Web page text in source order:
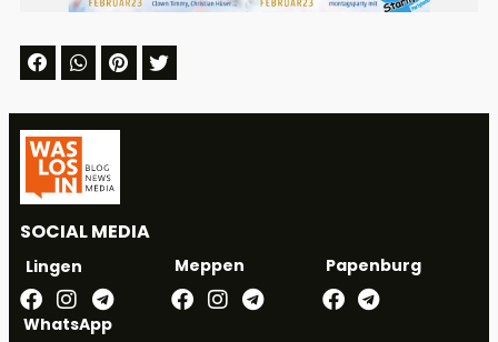
SOCIAL MEDIA
Lingen Meppen Papenburg
WhatsApp